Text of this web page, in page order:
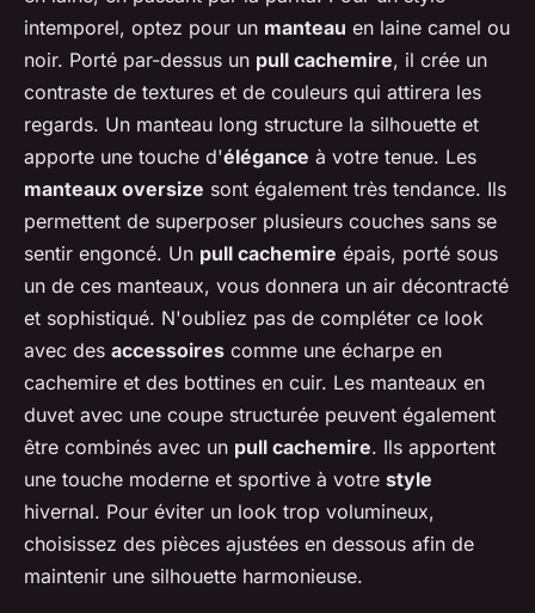
intemporel, optez pour un manteau en laine camel ou
noir. Porté par-dessus un pull cachemire, il crée un
contraste de textures et de couleurs qui attirera les
regards. Un manteau long structure la silhouette et
apporte une touche d'élégance à votre tenue. Les
manteaux oversize sont également très tendance. Ils
permettent de superposer plusieurs couches sans se
sentir engoncé. Un pull cachemire épais, porté sous
un de ces manteaux, vous donnera un air décontracté
et sophistiqué. N'oubliez pas de compléter ce look
avec des accessoires comme une écharpe en
cachemire et des bottines en cuir. Les manteaux en
duvet avec une coupe structurée peuvent également
être combinés avec un pull cachemire. Ils apportent
une touche moderne et sportive à votre style
hivernal. Pour éviter un look trop volumineux,
choisissez des pièces ajustées en dessous afin de
maintenir une silhouette harmonieuse.